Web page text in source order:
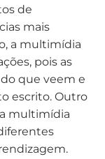
de
mais
a multimídia
pois as
que veem e
escrito. Outro
multimídia